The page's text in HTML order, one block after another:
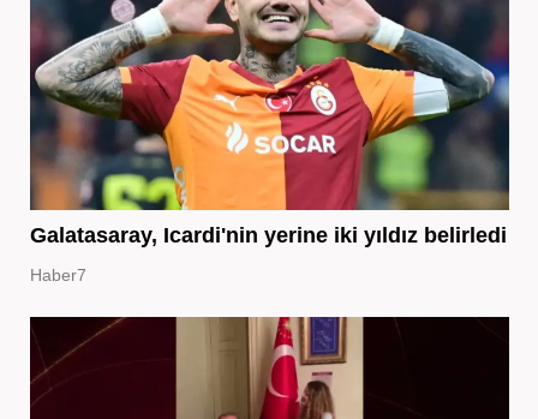
Galatasaray, Icardi'nin yerine iki yıldız belirledi
Haber7